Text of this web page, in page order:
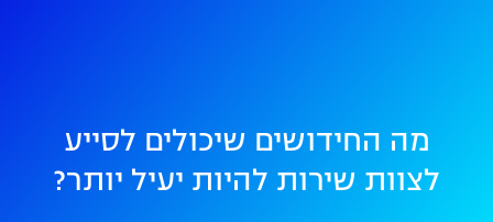
מה החידושים שיכולים לסייע
לצוות שירות להיות יעיל יותר?